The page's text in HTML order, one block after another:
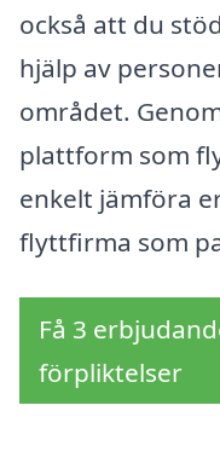
också att du
hjälp av
området.
plattform som
enkelt jämföra
flyttfirma som
Få 3
förpliktelser